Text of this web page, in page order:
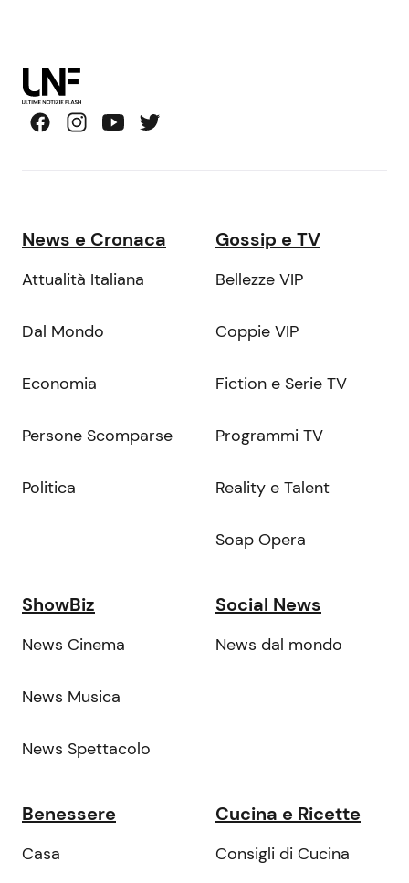
News e Cronaca
Attualità Italiana
Dal Mondo
Economia
Persone Scomparse
Politica
Gossip e TV
Bellezze VIP
Coppie VIP
Fiction e Serie TV
Programmi TV
Reality e Talent
Soap Opera
ShowBiz
News Cinema
News Musica
News Spettacolo
Social News
News dal mondo
Benessere
Casa
Cucina e Ricette
Consigli di Cucina